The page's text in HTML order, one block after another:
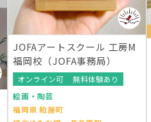
JOFAアートスクール 工房M
福岡校（JOFA事務局）
オンライン可
無料体験あり
絵画・陶芸
福岡県 粕屋町